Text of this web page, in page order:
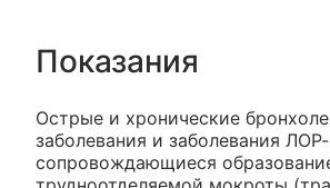
Показания
Острые и хронические
заболевания и заболевания
сопровождающиеся